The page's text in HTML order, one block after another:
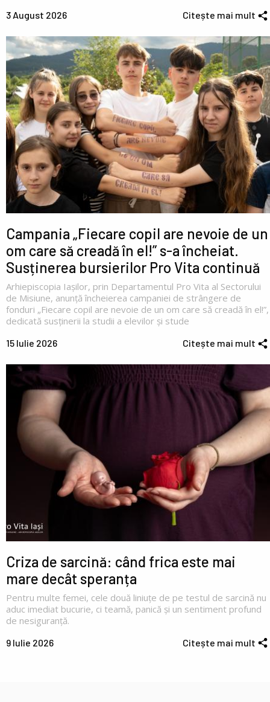
3 August 2026 Citește mai mult
Campania „Fiecare copil are nevoie de un
om care să creadă în el!” s-a încheiat.
Susținerea bursierilor Pro Vita continuă
Arhiepiscopia Iașilor, prin Departamentul Pro Vita al Sectorului
de Misiune, anunță încheierea campaniei de strângere de
fonduri „Fiecare copil are nevoie de un om care să creadă în el!”,
dedicată susținerii la studii a elevilor și stude
15 Iulie 2026 Citește mai mult
Criza de sarcină: când frica este mai
mare decât speranța
Pentru multe femei, cele două liniuțe de pe testul de sarcină nu
aduc imediat bucurie, ci teamă, panică și un sentiment profund
de nesiguranță.
9 Iulie 2026 Citește mai mult